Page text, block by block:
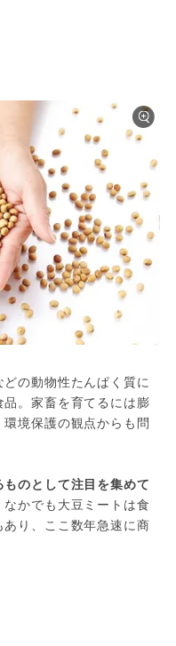
の動物性たんぱく質に
。家畜を育てるには膨
境保護の観点からも問
のとして注目を集めて
なかでも大豆ミートは食
り、ここ数年急速に商